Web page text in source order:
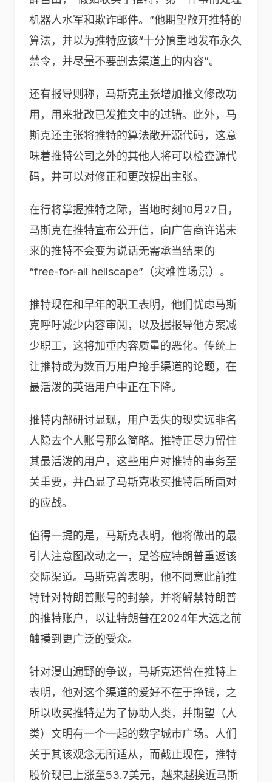
机器人水军和欺诈邮件。”他期望敞开推特的
算法，并以为推特应该“十分慎重地发布永久
禁令，并尽量不要删去渠道上的内容”。
还有报导则称，马斯克主张增加推文修改功
用，用来批改已发推文中的过错。此外，马
斯克还主张将推特的算法敞开源代码，这意
味着推特公司之外的其他人将可以检查源代
码，并可以对修正和更改提出主张。
在行将掌握推特之际，当地时刻10月27日，
马斯克在推特宣布公开信，向广告商许诺未
来的推特不会变为说话无需承当结果的
“free-for-all hellscape”（灾难性场景）。
推特现在和早年的职工表明，他们忧虑马斯
克呼吁减少内容审阅，以及据报导他方案减
少职工，这将加重内容质量的恶化。传统上
让推特成为数百万用户抢手渠道的论题，在
最活泼的英语用户中正在下降。
推特内部研讨显现，用户丢失的现实远非名
人隐去个人账号那么简略。推特正尽力留住
其最活泼的用户，这些用户对推特的事务至
关重要，并凸显了马斯克收买推特后所面对
的应战。
值得一提的是，马斯克表明，他将做出的最
引人注意图改动之一，是答应特朗普重返该
交际渠道。马斯克曾表明，他不同意此前推
特针对特朗普账号的封禁，并将解禁特朗普
的推特账户，以让特朗普在2024年大选之前
触摸到更广泛的受众。
针对漫山遍野的争议，马斯克还曾在推特上
表明，他对这个渠道的爱好不在于挣钱，之
所以收买推特是为了协助人类，并期望（人
类）文明有一个一起的数字城市广场。人们
关于其该观念无所适从，而截止现在，推特
股价现已上涨至53.7美元，越来越挨近马斯